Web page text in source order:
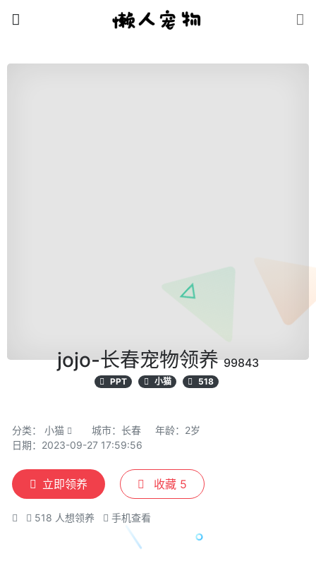
jojo-长春宠物领养99843
PPT 小猫 518
分类： 小猫 城市：长春
年龄：2岁
日期：2023-09-27 17:59:56
立即领养 收藏 5
518 人想领养 手机查看